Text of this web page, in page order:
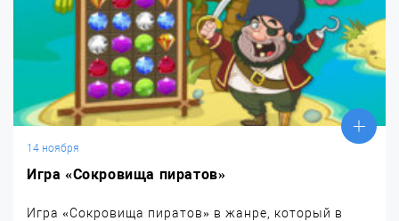
14 ноября
Игра «Сокровища пиратов»
Игра «Сокровища пиратов» в жанре, который в